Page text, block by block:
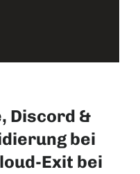
Discord &
bei
Exit bei